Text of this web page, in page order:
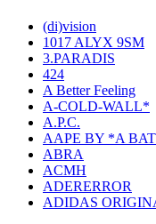
(di)vision
1017 ALYX 9SM
3.PARADIS
424
A Better Feeling
A-COLD-WALL*
A.P.C.
AAPE BY *A
ABRA
ACMH
ADERERROR
ADIDAS